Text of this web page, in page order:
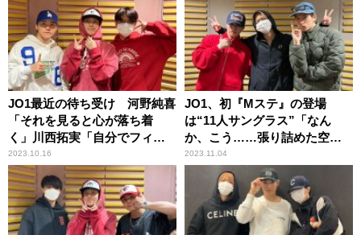
JO1最近の待ち受け 河野純喜
「それを見ると心が落ち着
く」川西拓実「自分でフィル
ムで撮った」白岩瑠姫「ザ・
ノーマル」
2023.10.16
JO1、初『Mステ』の登場
は“11人サングラス”「なん
か、こう……張り詰めた空気
感が（笑）」
2023.11.04